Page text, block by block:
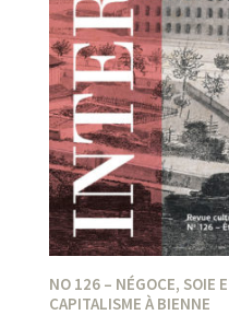
NO 126 – NÉGOCE, SOIE
CAPITALISME À BIENNE